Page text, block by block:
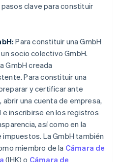
clave para constituir
Para constituir una GmbH
socio colectivo GmbH.
GmbH creada
Para constituir una
y certificar ante
una cuenta de empresa,
e inscribirse en los registros
así como en la
La GmbH también
miembro de la Cámara de
(IHK) o Cámara de